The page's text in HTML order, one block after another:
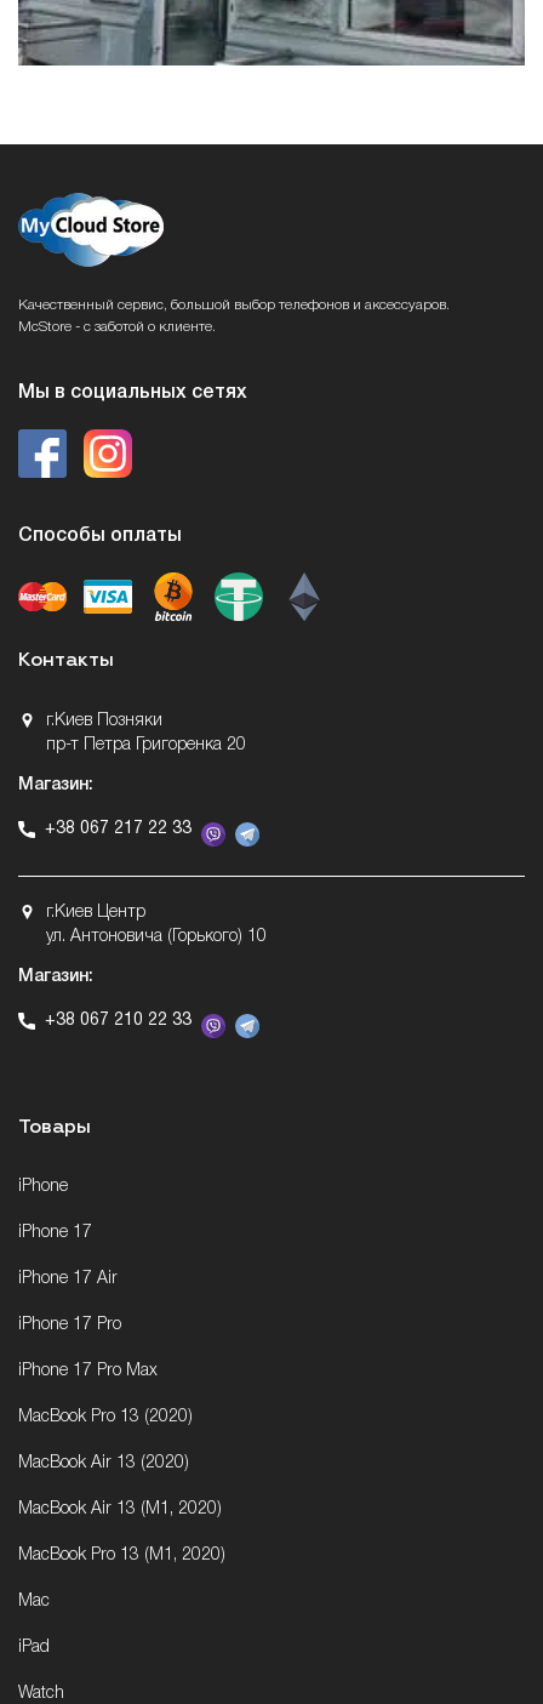
Качественный сервис, большой выбор телефонов и аксессуаров.
McStore - с заботой о клиенте.
Мы в социальных сетях
Способы оплаты
Контакты
г.Киев Позняки
пр-т Петра Григоренка 20
Магазин:
+38 067 217 22 33
г.Киев Центр
ул. Антоновича (Горького) 10
Магазин:
+38 067 210 22 33
Товары
iPhone
iPhone 17
iPhone 17 Air
iPhone 17 Pro
iPhone 17 Pro Max
MacBook Pro 13 (2020)
MacBook Air 13 (2020)
MacBook Air 13 (M1, 2020)
MacBook Pro 13 (M1, 2020)
Mac
iPad
Watch